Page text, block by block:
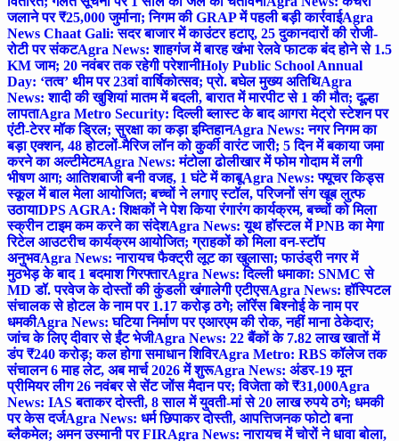
जलाने पर ₹25,000 जुर्माना; निगम की GRAP में पहली बड़ी कार्रवाईAgra
News Chaat Gali: सदर बाजार में काउंटर हटाए, 25 दुकानदारों की रोजी-
रोटी पर संकटAgra News: शाहगंज में बारह खंभा रेलवे फाटक बंद होने से 1.5
KM जाम; 20 नवंबर तक रहेगी परेशानीHoly Public School Annual
Day: ‘तत्व’ थीम पर 23वां वार्षिकोत्सव; प्रो. बघेल मुख्य अतिथिAgra
News: शादी की खुशियां मातम में बदली, बारात में मारपीट से 1 की मौत; दूल्हा
लापताAgra Metro Security: दिल्ली ब्लास्ट के बाद आगरा मेट्रो स्टेशन पर
एंटी-टेरर मॉक ड्रिल; सुरक्षा का कड़ा इम्तिहानAgra News: नगर निगम का
बड़ा एक्शन, 48 होटलों-मैरिज लॉन को कुर्की वारंट जारी; 5 दिन में बकाया जमा
करने का अल्टीमेटमAgra News: मंटोला ढोलीखार में फोम गोदाम में लगी
भीषण आग; आतिशबाजी बनी वजह, 1 घंटे में काबूAgra News: फ्यूचर किड्स
स्कूल में बाल मेला आयोजित; बच्चों ने लगाए स्टॉल, परिजनों संग खूब लुत्फ
उठायाDPS AGRA: शिक्षकों ने पेश किया रंगारंग कार्यक्रम, बच्चों को मिला
स्क्रीन टाइम कम करने का संदेशAgra News: यूथ हॉस्टल में PNB का मेगा
रिटेल आउटरीच कार्यक्रम आयोजित; ग्राहकों को मिला वन-स्टॉप
अनुभवAgra News: नारायच फैक्ट्री लूट का खुलासा; फाउंड्री नगर में
मुठभेड़ के बाद 1 बदमाश गिरफ्तारAgra News: दिल्ली धमाका: SNMC से
MD डॉ. परवेज के दोस्तों की कुंडली खंगालेगी एटीएसAgra News: हॉस्पिटल
संचालक से होटल के नाम पर 1.17 करोड़ ठगे; लॉरेंस बिश्नोई के नाम पर
धमकीAgra News: घटिया निर्माण पर एआरएम की रोक, नहीं माना ठेकेदार;
जांच के लिए दीवार से ईंट भेजीAgra News: 22 बैंकों के 7.82 लाख खातों में
डंप ₹240 करोड़; कल होगा समाधान शिविरAgra Metro: RBS कॉलेज तक
संचालन 6 माह लेट, अब मार्च 2026 में शुरूAgra News: अंडर-19 मून
प्रीमियर लीग 26 नवंबर से सेंट जोंस मैदान पर; विजेता को ₹31,000Agra
News: IAS बताकर दोस्ती, 8 साल में युवती-मां से 20 लाख रुपये ठगे; धमकी
पर केस दर्जAgra News: धर्म छिपाकर दोस्ती, आपत्तिजनक फोटो बना
ब्लैकमेल; अमन उस्मानी पर FIRAgra News: नारायच में चोरों ने धावा बोला,